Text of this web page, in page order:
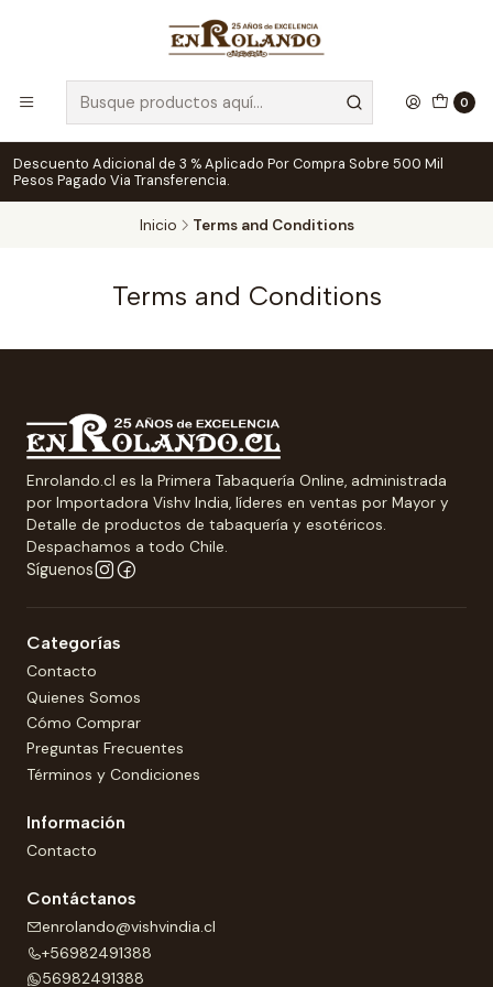
0
Descuento Adicional de 3 % Aplicado Por Compra Sobre 500 Mil
Pesos Pagado Via Transferencia.
Inicio Terms and Conditions
Terms and Conditions
Enrolando.cl es la Primera Tabaquería Online, administrada
por Importadora Vishv India, líderes en ventas por Mayor y
Detalle de productos de tabaquería y esotéricos.
Despachamos a todo Chile.
Síguenos
Categorías
Contacto
Quienes Somos
Cómo Comprar
Preguntas Frecuentes
Términos y Condiciones
Información
Contacto
Contáctanos
enrolando@vishvindia.cl
+56982491388
56982491388